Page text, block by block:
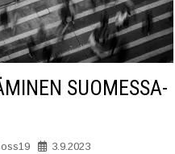
SUOMESSA-
3.9.2023